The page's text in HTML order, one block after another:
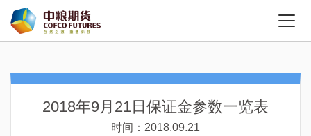
2018年9月21日保证金参数一览表
时间：2018.09.21